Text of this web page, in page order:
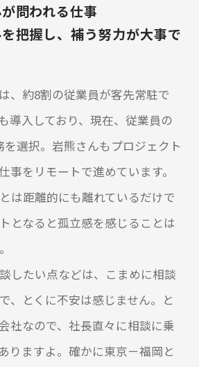
問われる仕事
把握し、補う努力が大事で
、約8割の従業員が客先常駐で
導入しており、現在、従業員の
選択。岩熊さんもプロジェクト
事をリモートで進めています。
は距離的にも離れているだけで
となると孤立感を感じることは
したい点などは、こまめに相談
、とくに不安は感じません。と
社なので、社長直々に相談に乗
りますよ。確かに東京－福岡と